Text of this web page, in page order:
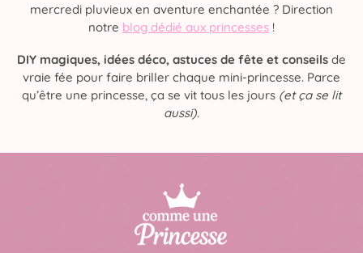
mercredi pluvieux en aventure enchantée ? Direction
notre blog dédié aux princesses !
DIY magiques, idées déco, astuces de fête et conseils de
vraie fée pour faire briller chaque mini-princesse. Parce
qu’être une princesse, ça se vit tous les jours (et ça se lit
aussi).